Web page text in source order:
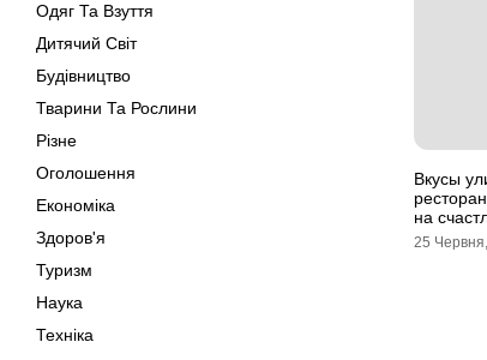
Одяг Та Взуття
Дитячий Світ
Будівництво
Тварини Та Рослини
Різне
Оголошення
Економіка
Здоров'я
Туризм
Наука
Техніка
Вкусы
на
25